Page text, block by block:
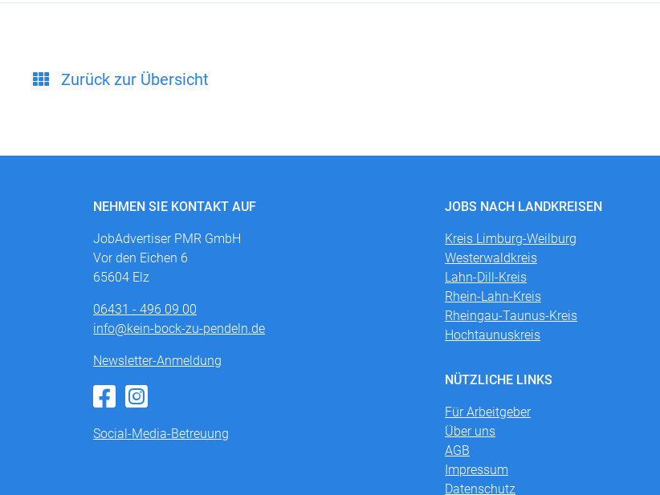
Zurück zur Übersicht
NEHMEN SIE KONTAKT AUF
JobAdvertiser PMR GmbH
Vor den Eichen 6
65604 Elz
06431 - 496 09 00
info@kein-bock-zu-pendeln.de
Newsletter-Anmeldung
Social-Media-Betreuung
JOBS NACH LANDKREISEN
Kreis Limburg-Weilburg
Westerwaldkreis
Lahn-Dill-Kreis
Rhein-Lahn-Kreis
Rheingau-Taunus-Kreis
Hochtaunuskreis
NÜTZLICHE LINKS
Für Arbeitgeber
Über uns
AGB
Impressum
Datenschutz